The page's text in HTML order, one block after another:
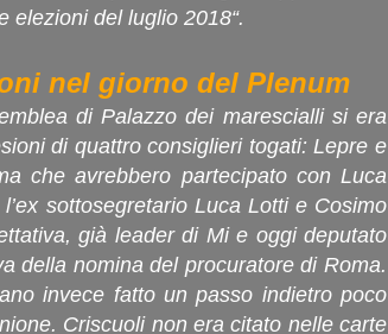
elezioni del luglio 2018“.
nel giorno del Plenum
di Palazzo dei marescialli si era
di quattro consiglieri togati: Lepre e
che avrebbero partecipato con Luca
sottosegretario Luca Lotti e Cosimo
già leader di Mi e oggi deputato
della nomina del procuratore di Roma.
invece fatto un passo indietro poco
Criscuoli non era citato nelle carte